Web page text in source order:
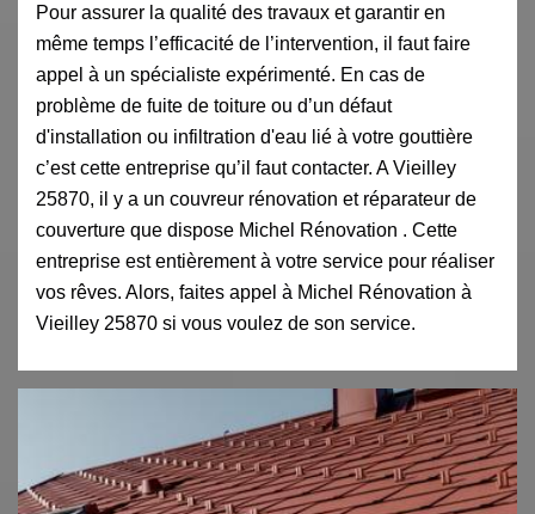
Pour assurer la qualité des travaux et garantir en
même temps l’efficacité de l’intervention, il faut faire
appel à un spécialiste expérimenté. En cas de
problème de fuite de toiture ou d’un défaut
d'installation ou infiltration d'eau lié à votre gouttière
c’est cette entreprise qu’il faut contacter. A Vieilley
25870, il y a un couvreur rénovation et réparateur de
couverture que dispose Michel Rénovation . Cette
entreprise est entièrement à votre service pour réaliser
vos rêves. Alors, faites appel à Michel Rénovation à
Vieilley 25870 si vous voulez de son service.